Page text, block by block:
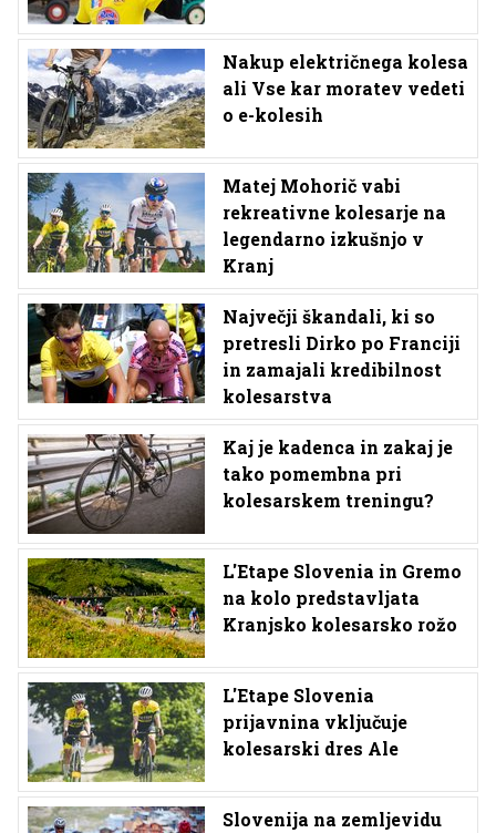
Nakup električnega kolesa
ali Vse kar moratev vedeti
o e-kolesih
Matej Mohorič vabi
rekreativne kolesarje na
legendarno izkušnjo v
Kranj
Največji škandali, ki so
pretresli Dirko po Franciji
in zamajali kredibilnost
kolesarstva
Kaj je kadenca in zakaj je
tako pomembna pri
kolesarskem treningu?
L'Etape Slovenia in Gremo
na kolo predstavljata
Kranjsko kolesarsko rožo
L'Etape Slovenia
prijavnina vključuje
kolesarski dres Ale
Slovenija na zemljevidu